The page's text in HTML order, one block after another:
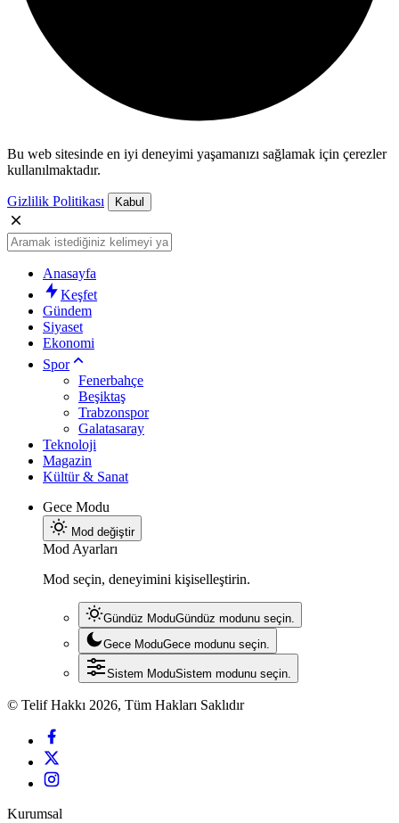
Bu web sitesinde en iyi deneyimi yaşamanızı sağlamak için çerezler
kullanılmaktadır.
Gizlilik Politikası Kabul
Anasayfa
Keşfet
Gündem
Siyaset
Ekonomi
Spor
Fenerbahçe
Beşiktaş
Trabzonspor
Galatasaray
Teknoloji
Magazin
Kültür & Sanat
Gece Modu
Mod değiştir
Mod Ayarları
Mod seçin, deneyimini kişiselleştirin.
Gündüz ModuGündüz modunu seçin.
Gece ModuGece modunu seçin.
Sistem ModuSistem modunu seçin.
© Telif Hakkı 2026, Tüm Hakları Saklıdır
Kurumsal